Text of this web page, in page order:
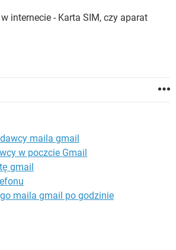
WHATSAPP
internecie - Karta SIM, czy aparat
maila gmail
w poczcie Gmail
gmail
maila gmail po godzinie